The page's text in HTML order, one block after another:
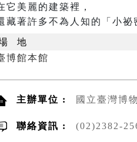
它美麗的建築裡，
藏著許多不為人知的「小祕
地
博館本館
主辦單位 : 國立臺灣博
聯絡資訊 : (02)2382-